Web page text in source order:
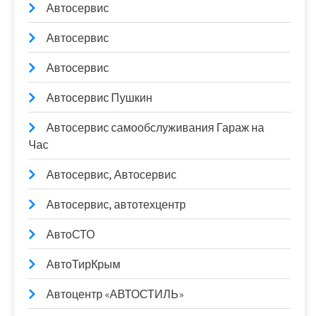
Автосервис
Автосервис
Автосервис
Автосервис Пушкин
Автосервис самообслуживания Гараж на
Час
Автосервис, Автосервис
Автосервис, автотехцентр
АвтоСТО
АвтоТирКрым
Автоцентр «АВТОСТИЛЬ»